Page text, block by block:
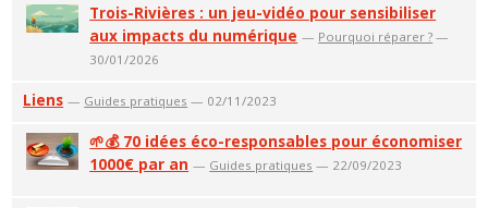
Trois-Rivières : un jeu-vidéo pour sensibiliser
aux impacts du numérique — Pourquoi réparer ? —
30/01/2026
Liens — Guides pratiques — 02/11/2023
🌱💰 70 idées éco-responsables pour économiser
1000€ par an — Guides pratiques — 22/09/2023